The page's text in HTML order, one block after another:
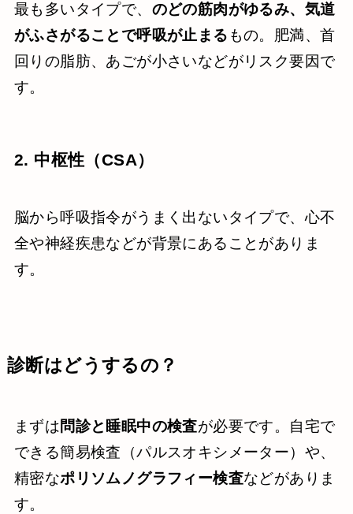
最も多いタイプで、 のどの筋肉がゆるみ、気道
がふさがることで呼吸が止まる もの。肥満、首
回りの脂肪、あごが小さいなどがリスク要因で
す。
2. 中枢性（CSA）
脳から呼吸指令がうまく出ないタイプで、心不
全や神経疾患などが背景にあることがありま
す。
診断はどうするの？
まずは問診と睡眠中の検査が必要です。自宅で
できる簡易検査（パルスオキシメーター）や、
精密なポリソムノグラフィー検査などがありま
す。